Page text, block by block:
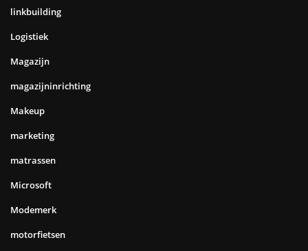
linkbuilding
Logistiek
Magazijn
magazijninrichting
Makeup
marketing
matrassen
Microsoft
Modemerk
motorfietsen